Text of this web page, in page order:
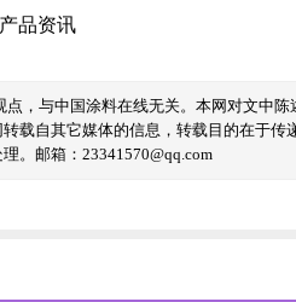
产品资讯
点，与中国涂料在线无关。本网对文中
载自其它媒体的信息，转载目的在于
。邮箱：23341570@qq.com